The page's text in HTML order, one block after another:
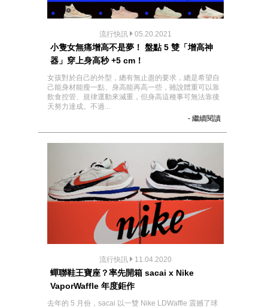
流行快訊 05.20.2021
小隻女無痛增高不是夢！ 盤點 5 雙「增高神
器」穿上身高秒 +5 cm！
女孩對於自己的外型，總有無止盡的要求，總是希望自
己能身材能瘦一點、身高能再高一些，雖說體重可以靠
飲食控管、規律運動來減重，但身高這種事可無法靠後
天努力達成。不過...
- 繼續閱讀
流行快訊 11.04.2020
蟬聯鞋王寶座？率先開箱 sacai x Nike
VaporWaffle 年度鉅作
去年的 5 月份，sacai 以一雙 Nike LDWaffle 震撼了球